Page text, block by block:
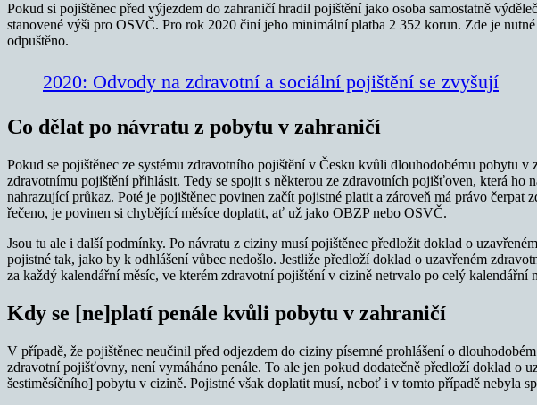
Pokud si pojištěnec před výjezdem do zahraničí hradil pojištění jako osoba samostatně
stanovené výši pro OSVČ. Pro rok 2020 činí jeho minimální platba 2 352 korun. Zde je
odpuštěno.
2020: Odvody na zdravotní a sociální pojištění se zvyšují
Co dělat po návratu z pobytu v zahraničí
Pokud se pojištěnec ze systému zdravotního pojištění v Česku kvůli dlouhodobému pobytu
zdravotnímu pojištění přihlásit. Tedy se spojit s některou ze zdravotních pojišťoven, která
nahrazující průkaz. Poté je pojištěnec povinen začít pojistné platit a zároveň má právo
řečeno, je povinen si chybějící měsíce doplatit, ať už jako OBZP nebo OSVČ.
Jsou tu ale i další podmínky. Po návratu z ciziny musí pojištěnec předložit doklad o
pojistné tak, jako by k odhlášení vůbec nedošlo. Jestliže předloží doklad o uzavřeném
za každý kalendářní měsíc, ve kterém zdravotní pojištění v cizině netrvalo po celý kalendářní
Kdy se [ne]platí penále kvůli pobytu v zahraničí
V případě, že pojištěnec neučinil před odjezdem do ciziny písemné prohlášení o
zdravotní pojišťovny, není vymáháno penále. To ale jen pokud dodatečně předloží doklad o
šestiměsíčního] pobytu v cizině. Pojistné však doplatit musí, neboť i v tomto případě nebyla